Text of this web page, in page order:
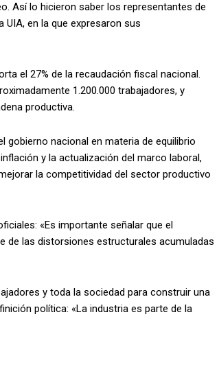
Así lo hicieron saber los representantes de
en la que expresaron sus
el 27% de la recaudación fiscal nacional.
1.200.000 trabajadores, y
productiva.
nacional en materia de equilibrio
y la actualización del marco laboral,
la competitividad del sector productivo
«Es importante señalar que el
de las distorsiones estructurales acumuladas
y toda la sociedad para construir una
política: «La industria es parte de la